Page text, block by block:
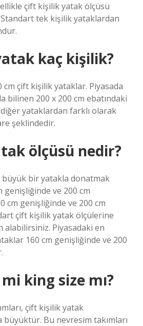
çift kişilik yatak ölçüsü
tek kişilik yataklardan
kaç kişilik?
cm çift kişilik yataklar. Piyasada
bilinen 200 x 200 cm ebatındaki
yataklardan farklı olarak
şeklindedir.
ölçüsü nedir?
büyük bir yatakla donatmak
genişliğinde ve 200 cm
cm genişliğinde ve 200 cm
çift kişilik yatak ölçülerine
alabilirsiniz. Piyasadaki en
160 cm genişliğinde ve 200
king size mı?
çift kişilik yatak
büyüktür. Bu nevresim takımları